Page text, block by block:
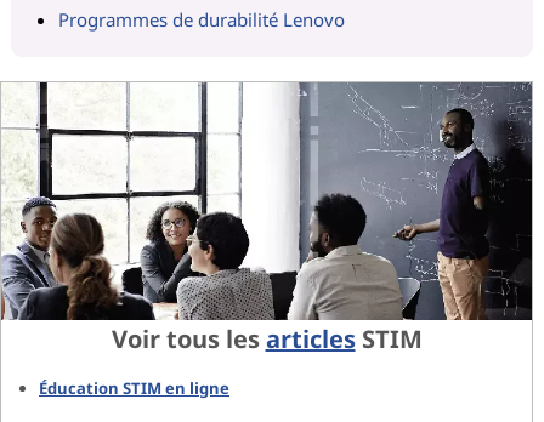
Programmes de durabilité Lenovo
Voir tous lesarticlesSTIM
Éducation STIM en ligne